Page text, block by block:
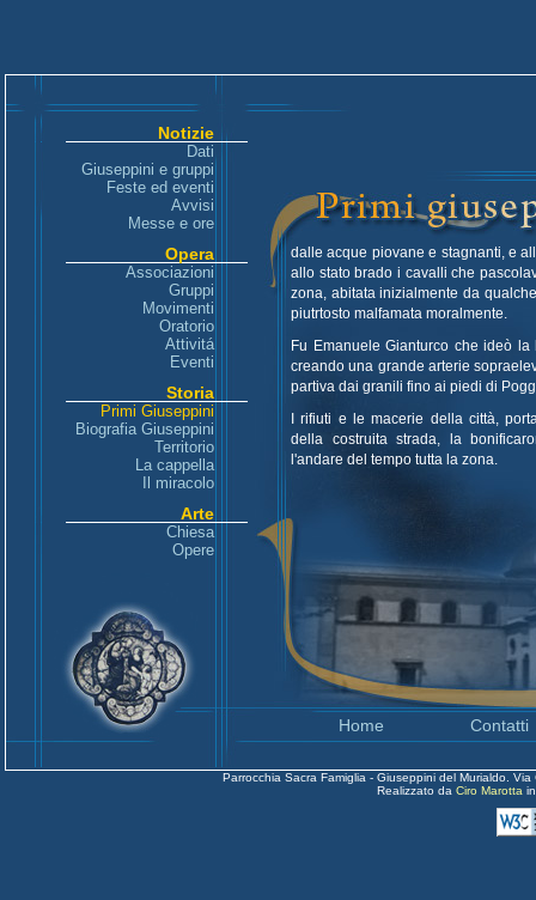
Notizie
Dati
Giuseppini e gruppi
Feste ed eventi
Avvisi
Messe e ore
Opera
Associazioni
Gruppi
Movimenti
Oratorio
Attivitá
Eventi
Storia
Primi Giuseppini
Biografia Giuseppini
Territorio
La cappella
Il miracolo
Arte
Chiesa
Opere
dalle acque piovane e stagnanti, e
allo stato brado i cavalli che
zona, abitata inizialmente da
piutrtosto malfamata moralmente.
Fu Emanuele Gianturco che ideò
creando una grande arterie
partiva dai granili fino ai piedi di
I rifiuti e le macerie della città,
della costruita strada, la
l'andare del tempo tutta la zona.
Home Contatti
Parrocchia Sacra Famiglia - Giuseppini del Murialdo.
Realizzato da Ciro Marotta